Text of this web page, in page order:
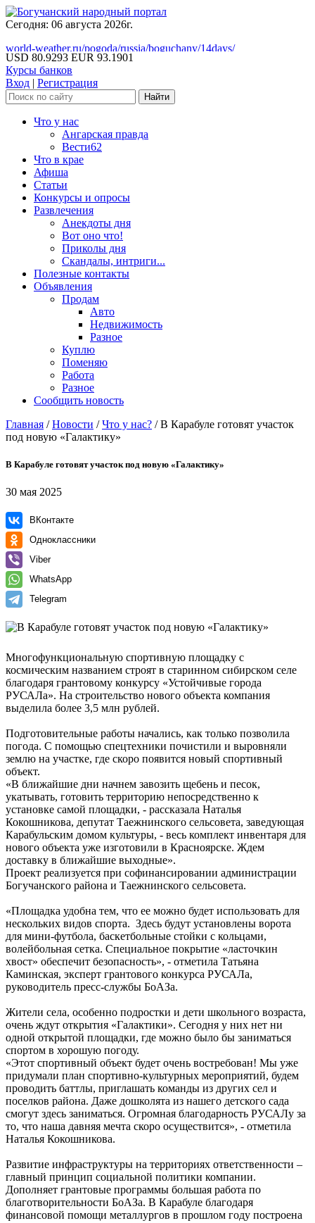
Сегодня: 06 августа 2026г.
world-weather.ru/pogoda/russia/boguchany/14days/
USD 80.9293 EUR 93.1901
Курсы банков
Вход | Регистрация
Что у нас
Ангарская правда
Вести62
Что в крае
Афиша
Статьи
Конкурсы и опросы
Развлечения
Анекдоты дня
Вот оно что!
Приколы дня
Скандалы, интриги...
Полезные контакты
Объявления
Продам
Авто
Недвижимость
Разное
Куплю
Поменяю
Работа
Разное
Сообщить новость
Главная /Новости /Что у нас? /В Карабуле готовят участок
под новую «Галактику»
В Карабуле готовят участок под новую «Галактику»
30 мая 2025
ВКонтакте
Одноклассники
Viber
WhatsApp
Telegram
Многофункциональную спортивную площадку с
космическим названием строят в старинном сибирском селе
благодаря грантовому конкурсу «Устойчивые города
РУСАЛа». На строительство нового объекта компания
выделила более 3,5 млн рублей.
Подготовительные работы начались, как только позволила
погода. С помощью спецтехники почистили и выровняли
землю на участке, где скоро появится новый спортивный
объект.
«В ближайшие дни начнем завозить щебень и песок,
укатывать, готовить территорию непосредственно к
установке самой площадки, - рассказала Наталья
Кокошникова, депутат Таежнинского сельсовета, заведующая
Карабульским домом культуры, - весь комплект инвентаря для
нового объекта уже изготовили в Красноярске. Ждем
доставку в ближайшие выходные».
Проект реализуется при софинансировании администрации
Богучанского района и Таежнинского сельсовета.
«Площадка удобна тем, что ее можно будет использовать для
нескольких видов спорта. Здесь будут установлены ворота
для мини-футбола, баскетбольные стойки с кольцами,
волейбольная сетка. Специальное покрытие «ласточкин
хвост» обеспечит безопасность», - отметила Татьяна
Каминская, эксперт грантового конкурса РУСАЛа,
руководитель пресс-службы БоАЗа.
Жители села, особенно подростки и дети школьного возраста,
очень ждут открытия «Галактики». Сегодня у них нет ни
одной открытой площадки, где можно было бы заниматься
спортом в хорошую погоду.
«Этот спортивный объект будет очень востребован! Мы уже
придумали план спортивно-культурных мероприятий, будем
проводить баттлы, приглашать команды из других сел и
поселков района. Даже дошколята из нашего детского сада
смогут здесь заниматься. Огромная благодарность РУСАЛу за
то, что наша давняя мечта скоро осуществится», - отметила
Наталья Кокошникова.
Развитие инфраструктуры на территориях ответственности –
главный принцип социальной политики компании.
Дополняет грантовые программы большая работа по
благотворительности БоАЗа. В Карабуле благодаря
финансовой помощи металлургов в прошлом году построена